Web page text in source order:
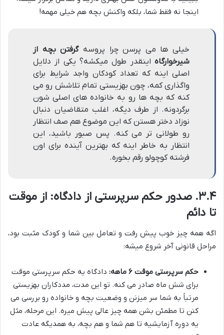
اینجا نه فقط شما، بلکه واکنش بچه هم خیلی مهمه!
خیلی ها می پرسن چرا پروسهگرفتن بچه از
شیرخوارگاه اینقدر طول میکشه؟ یکی از دلایل
اصلی اینه که تعداد کودکان واجد شرایط برای
واگذاری کمه، چون بهزیستی تمام تلاشش رو می
کنه که بچه ها رو به خانواده های اصلی شون
برگردونه. از طرف دیگه، اغلب متقاضیان دنبال
نوزاد دختر هستن که این موضوع هم صف انتظار
رو طولانی تر می کنه. پس صبور باشید، این
انتظار به خاطر اینه که بهترین آینده برای اون
فرشته کوچولو رقم بخوره.
۳.۴. صدور حکم سرپرستی از دادگاه: از موقت
تا دائم
اگه همه چیز خوب پیش رفت و تعامل بین شما و کودک مثبت بود،
مراحل قانونی آخر شروع میشه:
حکم سرپرستی موقت ۶ ماهه:
دادگاه یه حکم سرپرستی موقت
برای شش ماه صادر می کنه. تو این مدت، مددکاران بهزیستی
مرتباً به شما سر میزنن و وضعیت بچه و خانواده رو بررسی می
کنن تا مطمئن بشن همه چیز عالی پیش میره. این مرحله، مثل
یه دوره آزمایشیه تا هم شما و هم بچه، به همدیگه عادت